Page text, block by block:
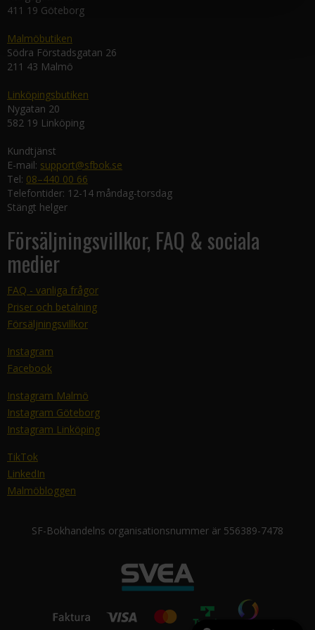
411 19 Göteborg
Malmöbutiken
Södra Förstadsgatan 26
211 43 Malmö
Linköpingsbutiken
Nygatan 20
582 19 Linköping
Kundtjänst
E-mail: support@sfbok.se
Tel: 08–440 00 66
Telefontider: 12-14 måndag-torsdag
Stängt helger
Försäljningsvillkor, FAQ & sociala
medier
FAQ - vanliga frågor
Priser och betalning
Försäljningsvillkor
Instagram
Facebook
Instagram Malmö
Instagram Göteborg
Instagram Linköping
TikTok
LinkedIn
Malmöbloggen
SF-Bokhandelns organisationsnummer är 556389-7478